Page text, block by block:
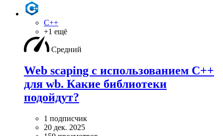
C++
+1 ещё
Средний
Web scaping с использованием C++
для wb. Какие библиотеки
подойдут?
1 подписчик
20 дек. 2025